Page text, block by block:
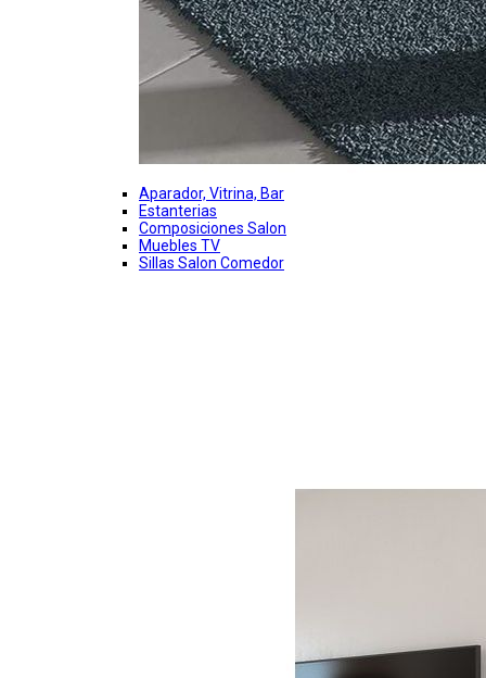
Aparador, Vitrina, Bar
Estanterias
Composiciones Salon
Muebles TV
Sillas Salon Comedor